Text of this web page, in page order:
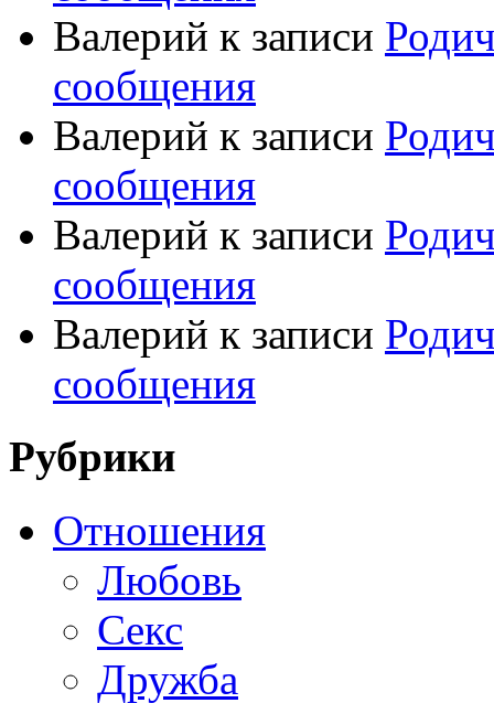
Валерий к записи
сообщения
Валерий к записи
сообщения
Валерий к записи
сообщения
Валерий к записи
сообщения
Рубрики
Отношения
Любовь
Секс
Дружба